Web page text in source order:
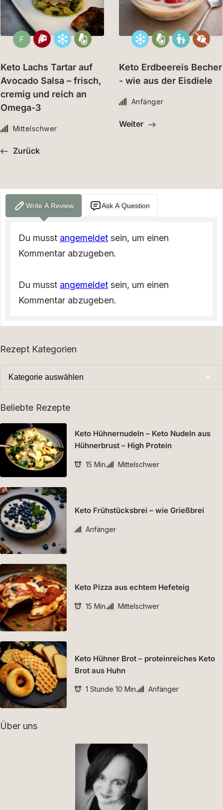
F
Keto Lachs Tartar auf
Avocado Salsa – frisch,
cremig und reich an
Omega-3
Mittelschwer
Zurück
Keto Erdbeereis Becher
- wie aus der Eisdiele
Anfänger
Weiter
Write A Review Ask A Question
Du musst angemeldet sein, um einen
Kommentar abzugeben.
Du musst angemeldet sein, um einen
Kommentar abzugeben.
Rezept Kategorien
Beliebte Rezepte
Keto Hühnernudeln – Keto Nudeln aus
Hühnerbrust – High Protein
15 Min. Mittelschwer
Keto Frühstücksbrei – wie Grießbrei
Anfänger
Keto Pizza aus echtem Hefeteig
15 Min. Mittelschwer
Keto Hühner Brot – proteinreiches Keto
Brot aus Huhn
1 Stunde 10 Min. Anfänger
Über uns